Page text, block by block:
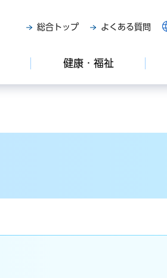
総合トップ よくある質問
健康・福祉